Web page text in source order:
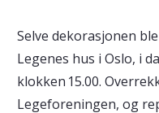
Selve dekorasjonen
Legenes hus i Oslo, i
klokken 15.00.
Legeforeningen, og